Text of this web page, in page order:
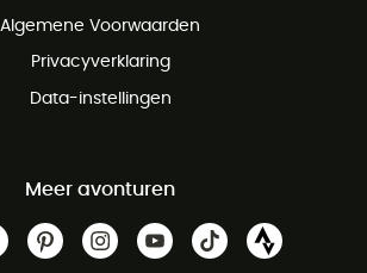
Algemene Voorwaarden
Privacyverklaring
Data-instellingen
Meer avonturen